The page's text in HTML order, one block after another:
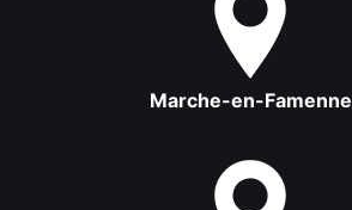
Marche-en-Famenne